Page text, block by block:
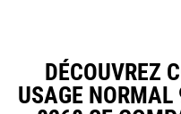
DÉCOUVREZ
USAGE